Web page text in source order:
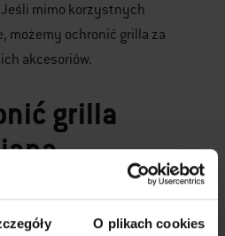
O plikach cookies
mimo korzystnych
możemy ochronić grilla za
akcesoriów.
grilla
grilla przed nagłą